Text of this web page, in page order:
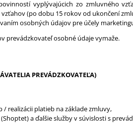
vyplývajúcich zo zmluvného
(po dobu 15 rokov od ukončení
osobných údajov pre účely
prevádzkovateľ osobné údaje vymaže.
PREVÁDZKOVATEĽA)
realizácii platieb na základe zmluvy,
a ďalšie služby v súvislosti s